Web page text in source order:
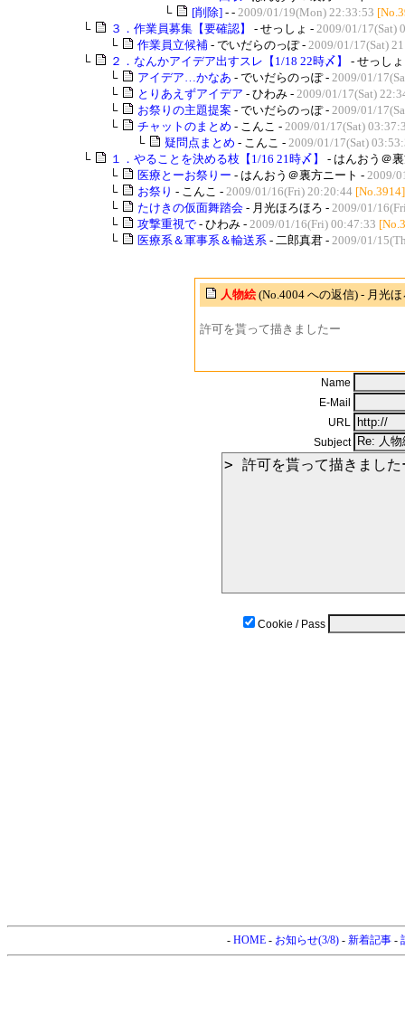
└
[削除] - - 2009/01/19(Mon) 22:33:53
└
３．作業員募集【要確認】 - せっしょ - 2009/01/17(Sat)
└
作業員立候補 - でいだらのっぽ - 2009/01/17(Sat)
└
２．なんかアイデア出すスレ【1/18 22時〆】
- せっし
└
アイデア…かなあ - でいだらのっぽ - 2009/01/
└
とりあえずアイデア - ひわみ - 2009/01/17(Sat)
└
お祭りの主題提案 - でいだらのっぽ - 2009/01/
└
チャットのまとめ - こんこ - 2009/01/17(Sat)
└
疑問点まとめ - こんこ - 2009/01/17(Sat)
└
１．やることを決める枝【1/16 21時〆】
- はんおう＠
└
医療とーお祭りー - はんおう＠裏方ニート - 2009/
└
お祭り - こんこ - 2009/01/16(Fri) 20:20:44 [No.3914]
└
たけきの仮面舞踏会 - 月光ほろほろ - 2009/01/
└
攻撃重視で - ひわみ - 2009/01/16(Fri) 00:47:33
└
医療系＆軍事系＆輸送系 - 二郎真君 - 2009/01/
人物絵 (No.4004 への返信) - 月光
許可を貰って描きましたー
Name
E-Mail
URL
Subject
Cookie / Pass
- HOME- お知らせ(3/8)- 新着記事-